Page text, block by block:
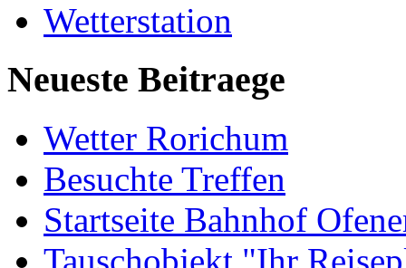
Wetterstation
Neueste Beitraege
Wetter Rorichum
Besuchte Treffen
Startseite Bahnhof